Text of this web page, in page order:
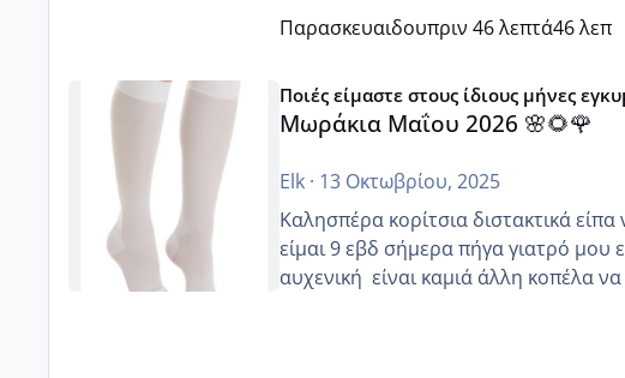
Παρασκευαιδουπριν 46 λεπτά46 λεπ
Μωράκια Μαΐου 2026 🌸🌻🌹
Ποιές είμαστε στους ίδιους μήνες
Μωράκια Μαΐου 2026 🌸🌻🌹
Elk· 13 Οκτωβρίου, 2025
Καλησπέρα κορίτσια διστακτικά είπα
είμαι 9 εβδ σήμερα πήγα γιατρό μου
αυχενική είναι καμιά άλλη